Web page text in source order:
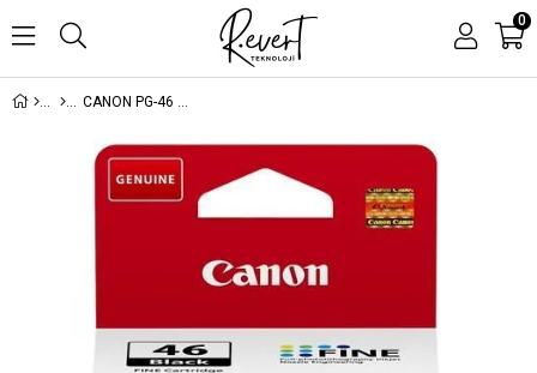
0
CANON PG-46 (CANON E-404) 400SF SIYAH KARTUS